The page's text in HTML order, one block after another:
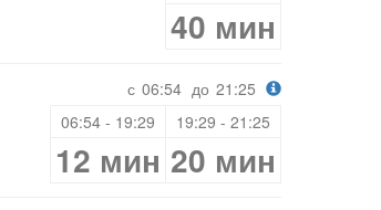
40 мин
с 06:54 до 21:25
06:54 - 19:29
19:29 - 21:25
12 мин 20 мин